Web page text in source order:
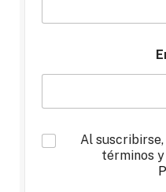
*
Al
términos